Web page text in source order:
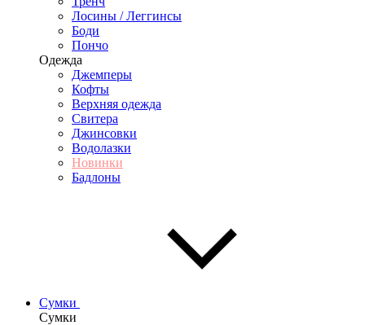
Лосины / Леггинсы
Боди
Пончо
Одежда
Джемперы
Кофты
Верхняя одежда
Свитера
Джинсовки
Водолазки
Новинки
Бадлоны
Сумки
Сумки